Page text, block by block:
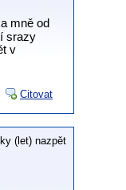
mně od
srazy
v
Citovat
(let) nazpět